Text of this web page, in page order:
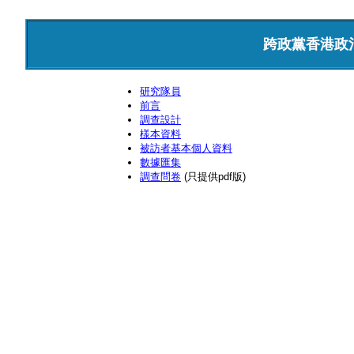
跨政黨香港政
研究隊員
前言
調查設計
樣本資料
被訪者基本個人資料
數據匯集
調查問卷 (只提供pdf版)